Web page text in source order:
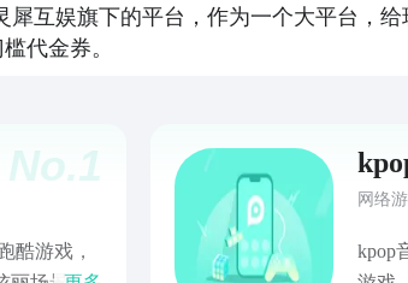
互娱旗下的平台，作为一个大平台，
代金券。
No.1
酷游戏，
网络
kpop